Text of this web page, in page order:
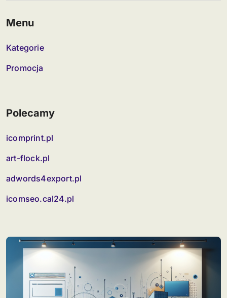
Menu
Kategorie
Promocja
Polecamy
icomprint.pl
art-flock.pl
adwords4export.pl
icomseo.cal24.pl